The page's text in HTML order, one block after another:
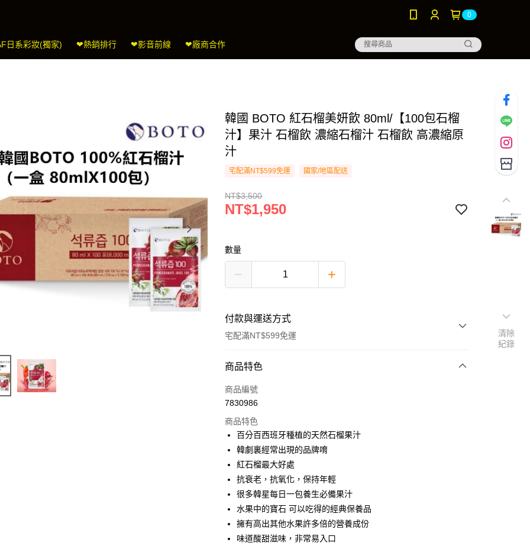
0
日系彩妝(獨家) ❤熱銷排行 ❤影音前線 ❤廠商合作
韓國 BOTO 紅石榴美妍飲 80ml/【100包石榴
汁】果汁 石榴飲 濃縮石榴汁 石榴飲 高濃縮原
汁
宅配滿NT$599免運 國家/地區配送
NT$3,500
NT$1,950
數量
付款與運送方式
宅配滿NT$599免運
付款方式
信用卡一次付款
Apple Pay
街口支付
悠遊付
ATM付款
運送方式
商品特色
商品編號
7830986
商品特色
百分百西班牙種植的天然石榴果汁
韓劇裏經常出現的品牌唷
紅石榴最大好處
抗衰老，抗氧化，保持年輕
很多韓星每日一包養生必備果汁
水果中的寶石 可以吃得的經典保養品
擁有高出其他水果許多倍的營養成份
味道酸甜滋味，非常易入口
清除
紀錄